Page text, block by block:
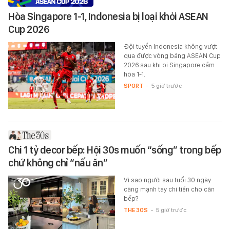
Hòa Singapore 1-1, Indonesia bị loại khỏi ASEAN
Cup 2026
Đội tuyển Indonesia không vượt
qua được vòng bảng ASEAN Cup
2026 sau khi bị Singapore cầm
hòa 1-1.
SPORT - 5 giờ trước
Chi 1 tỷ decor bếp: Hội 30s muốn “sống” trong bếp
chứ không chỉ “nấu ăn”
Vì sao người sau tuổi 30 ngày
càng mạnh tay chi tiền cho căn
bếp?
THE 30S - 5 giờ trước